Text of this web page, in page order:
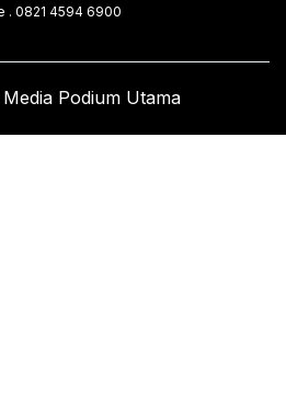
. 0821 4594 6900
Podium Utama